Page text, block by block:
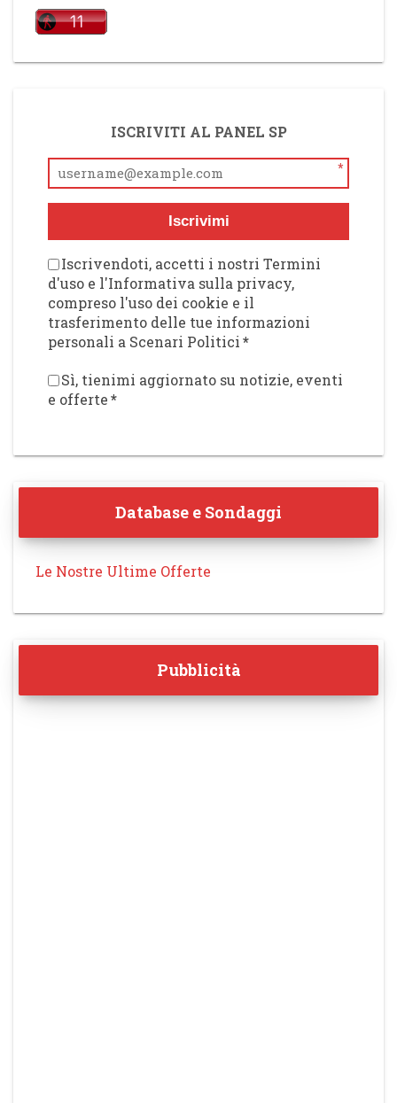
ISCRIVITI AL PANEL SP
*
Iscrivimi
Iscrivendoti, accetti i nostri Termini
d'uso e l'Informativa sulla privacy,
compreso l'uso dei cookie e il
trasferimento delle tue informazioni
personali a Scenari Politici*
Sì, tienimi aggiornato su notizie, eventi
e offerte*
Database e Sondaggi
Le Nostre Ultime Offerte
Pubblicità